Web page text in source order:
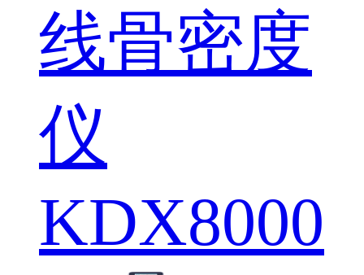
线骨密度
仪
KDX8000